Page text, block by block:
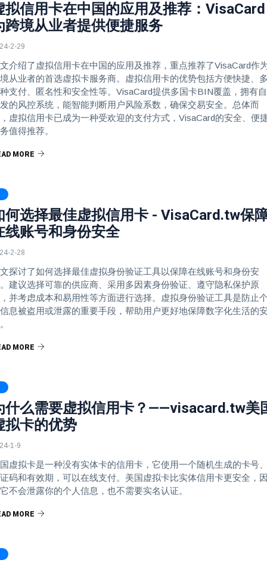
拟信用卡在中国的应用及推荐：VisaCard
跨境从业者提供便捷服务
2-29
介绍了虚拟信用卡在中国的应用及推荐，重点推荐了VisaCard作
从业者的首选虚拟卡服务商。虚拟信用卡的优势包括方便快捷、
支付、匿名性和安全性等。VisaCard提供多国卡BIN覆盖，拥有
的风控系统，能智能判断用户风险系数，确保交易安全。总体而
虚拟信用卡已成为一种受欢迎的支付方式，VisaCard的安全、便
值得推荐。
MORE
何选择最佳虚拟信用卡 - VisaCard.tw保
线账号和身份安全
2-28
探讨了如何选择最佳虚拟身份验证工具以保障在线账号和身份安
建议选择可靠的供应商、采用多因素身份验证、遵守隐私保护原
并考虑成本和易用性等方面进行选择。虚拟身份验证工具是防止
息被盗用或泄露的重要手段，帮助用户更好地保障数字化生活的
MORE
什么需要虚拟信用卡？——visacard.tw美
拟卡的优势
1-9
虚拟卡是一种没有实体卡的信用卡，它使用一个随机生成的卡号
码和有效期，可以在线支付。美国虚拟卡比实体信用卡更安全，
不会泄露你的个人信息，也不需要实名认证。
MORE